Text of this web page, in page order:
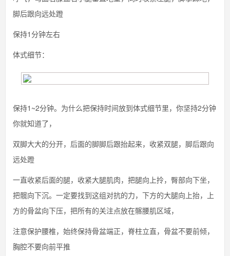
脚后跟向远处蹬
保持1分钟左右
体式细节：
保持1~2分钟。为什么把保持时间放到体式细节里，你坚持2分钟
你就知道了，
双脚大大的分开，后面的脚脚后跟抬起来，收紧双腿，脚后跟向
远处蹬
一直收紧后面的腿，收紧大腿肌肉，把腿向上拎，臀部向下坐，
把髋向下沉。一定要找到这组对抗的力，下方的大腿向上抬，上
方的骨盆向下压，把所有的关注点放在髂腰肌区域，
注意保护腰椎，始终保持骨盆端正，脊柱立直，骨盆不要前倾，
胸腔不要向前平推